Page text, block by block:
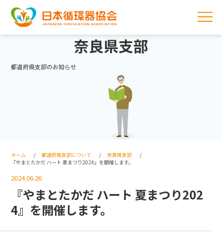
奈良県支部
都道府県支部のお知らせ
ホーム 都道府県支部について
奈良県支部
『やまとたかだ ハート 夏まつり2024』を開催します。
2024.06.26
『やまとたかだ ハート 夏まつり202
4』を開催します。